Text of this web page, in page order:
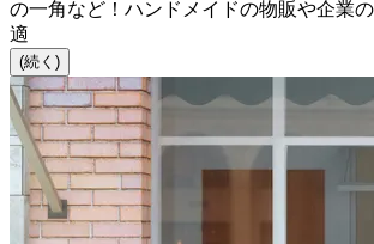
の一角など！ハンドメイドの物販や企業
適
(続く)